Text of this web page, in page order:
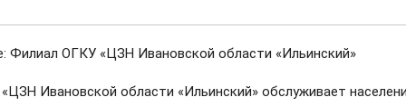
Филиал ОГКУ «ЦЗН Ивановской области «Ильинский»
Ивановской области «Ильинский» обслуживает